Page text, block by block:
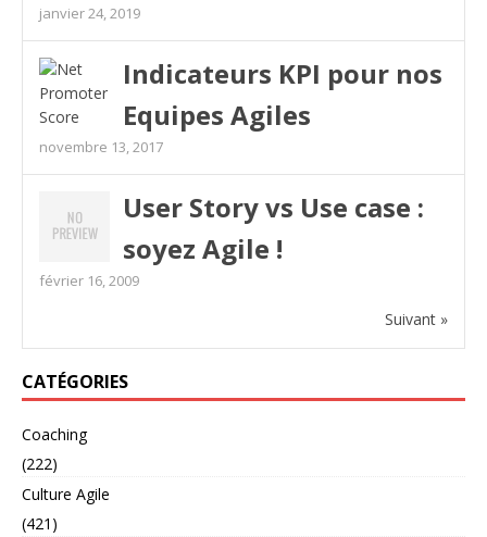
janvier 24, 2019
Indicateurs KPI pour nos
Equipes Agiles
novembre 13, 2017
User Story vs Use case :
soyez Agile !
février 16, 2009
Suivant »
CATÉGORIES
Coaching
(222)
Culture Agile
(421)